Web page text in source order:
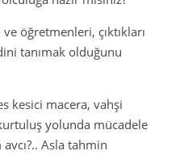
öğretmenleri, çıktıkları
tanımak olduğunu
kesici macera, vahşi
yolunda mücadele
Asla tahmin